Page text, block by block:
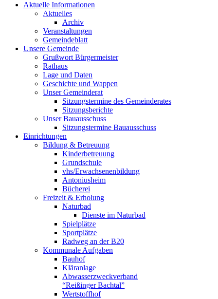
Aktuelle Informationen
Aktuelles
Archiv
Veranstaltungen
Gemeindeblatt
Unsere Gemeinde
Grußwort Bürgermeister
Rathaus
Lage und Daten
Geschichte und Wappen
Unser Gemeinderat
Sitzungstermine des Gemeinderates
Sitzungsberichte
Unser Bauausschuss
Sitzungstermine Bauausschuss
Einrichtungen
Bildung & Betreuung
Kinderbetreuung
Grundschule
vhs/Erwachsenenbildung
Antoniusheim
Bücherei
Freizeit & Erholung
Naturbad
Dienste im Naturbad
Spielplätze
Sportplätze
Radweg an der B20
Kommunale Aufgaben
Bauhof
Kläranlage
Abwasserzweckverband
“Reißinger Bachtal”
Wertstoffhof